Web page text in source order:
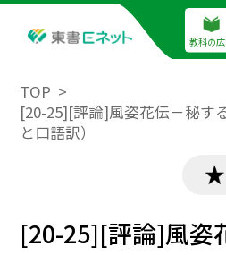
教科の
TOP
[20-25][評論]風姿花伝－秘す
と口語訳）
[20-25][評論]風姿